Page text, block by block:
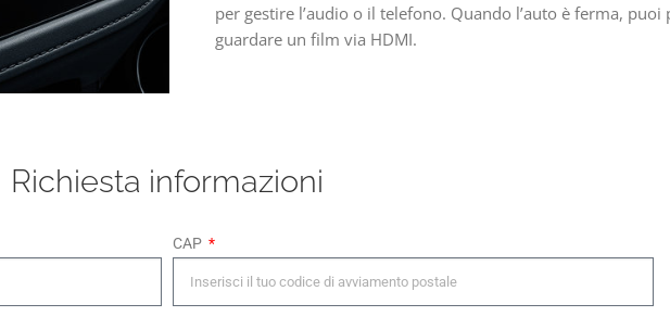
per gestire l’audio o il telefono. Quando l’auto è ferma, puoi
guardare un film via HDMI.
Richiesta informazioni
CAP